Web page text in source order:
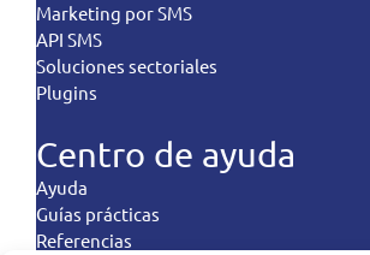
Marketing por SMS
API SMS
Soluciones sectoriales
Plugins
Centro de ayuda
Ayuda
Guías prácticas
Referencias